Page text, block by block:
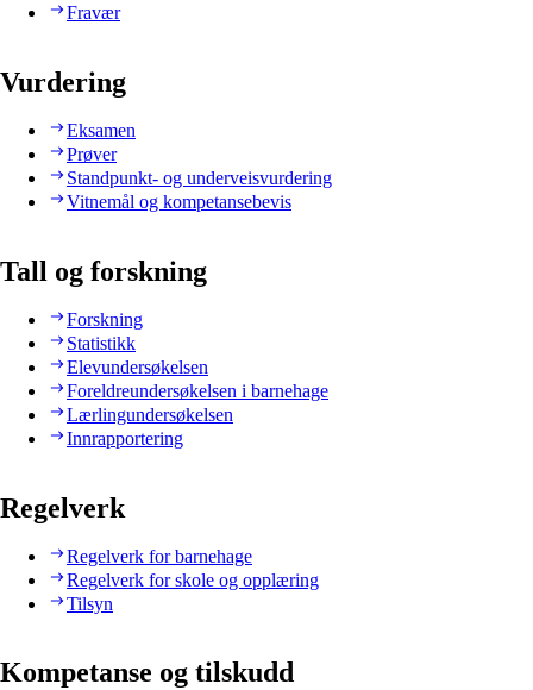
Fravær
Vurdering
Eksamen
Prøver
Standpunkt- og underveisvurdering
Vitnemål og kompetansebevis
Tall og forskning
Forskning
Statistikk
Elevundersøkelsen
Foreldreundersøkelsen i barnehage
Lærlingundersøkelsen
Innrapportering
Regelverk
Regelverk for barnehage
Regelverk for skole og opplæring
Tilsyn
Kompetanse og tilskudd